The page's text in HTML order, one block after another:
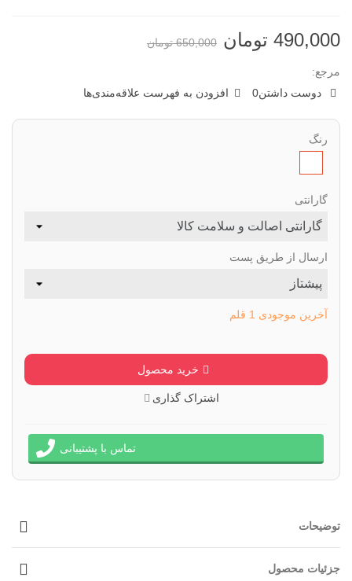
490,000 تومان 650,000 تومان
مرجع:
دوست داشتن0 افزودن به فهرست علاقه‌مندی‌ها
رنگ
تصویر
گارانتی
ارسال از طریق پست
آخرین موجودی 1 قلم
خرید محصول
اشتراک گذاری
تماس با پشتیبانی
توضیحات
جزئیات محصول